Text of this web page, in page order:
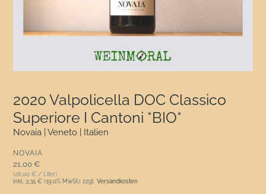
2020 Valpolicella DOC Classico
Superiore I Cantoni *BIO*
Novaia | Veneto | Italien
VERKÄUFER
NOVAIA
Normaler Preis
21,00 €
(28,00 € / Liter)
inkl. 3,35 € (19.0% MwSt.) zzgl. Versandkosten